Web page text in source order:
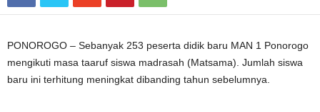
PONOROGO – Sebanyak 253 peserta didik baru MAN 1 Ponorogo
mengikuti masa taaruf siswa madrasah (Matsama). Jumlah siswa
baru ini terhitung meningkat dibanding tahun sebelumnya.